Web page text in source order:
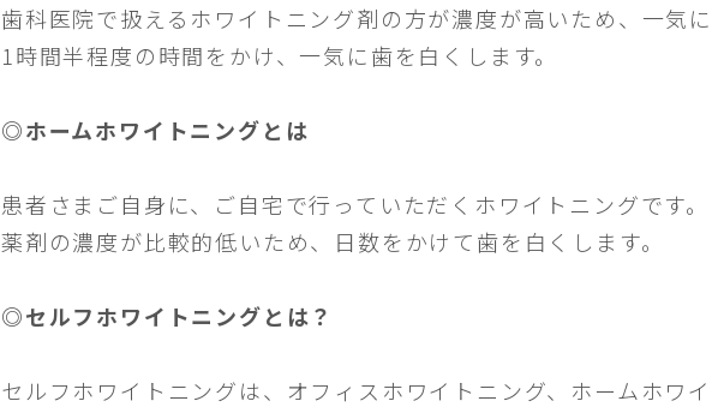
歯科医院で扱えるホワイトニング剤の方が濃度が高いため、一気
1時間半程度の時間をかけ、一気に歯を白くします。
◎ホームホワイトニングとは
患者さまご自身に、ご自宅で行っていただくホワイトニングです。
薬剤の濃度が比較的低いため、日数をかけて歯を白くします。
◎セルフホワイトニングとは？
セルフホワイトニングは、オフィスホワイトニング、ホームホワ